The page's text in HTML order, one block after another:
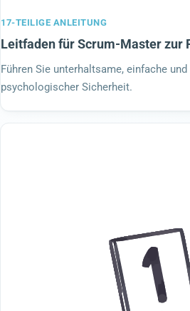
17-TEILIGE ANLEITUNG
Leitfaden für Scrum-Master zur
Führen Sie unterhaltsame, einfache
psychologischer Sicherheit.